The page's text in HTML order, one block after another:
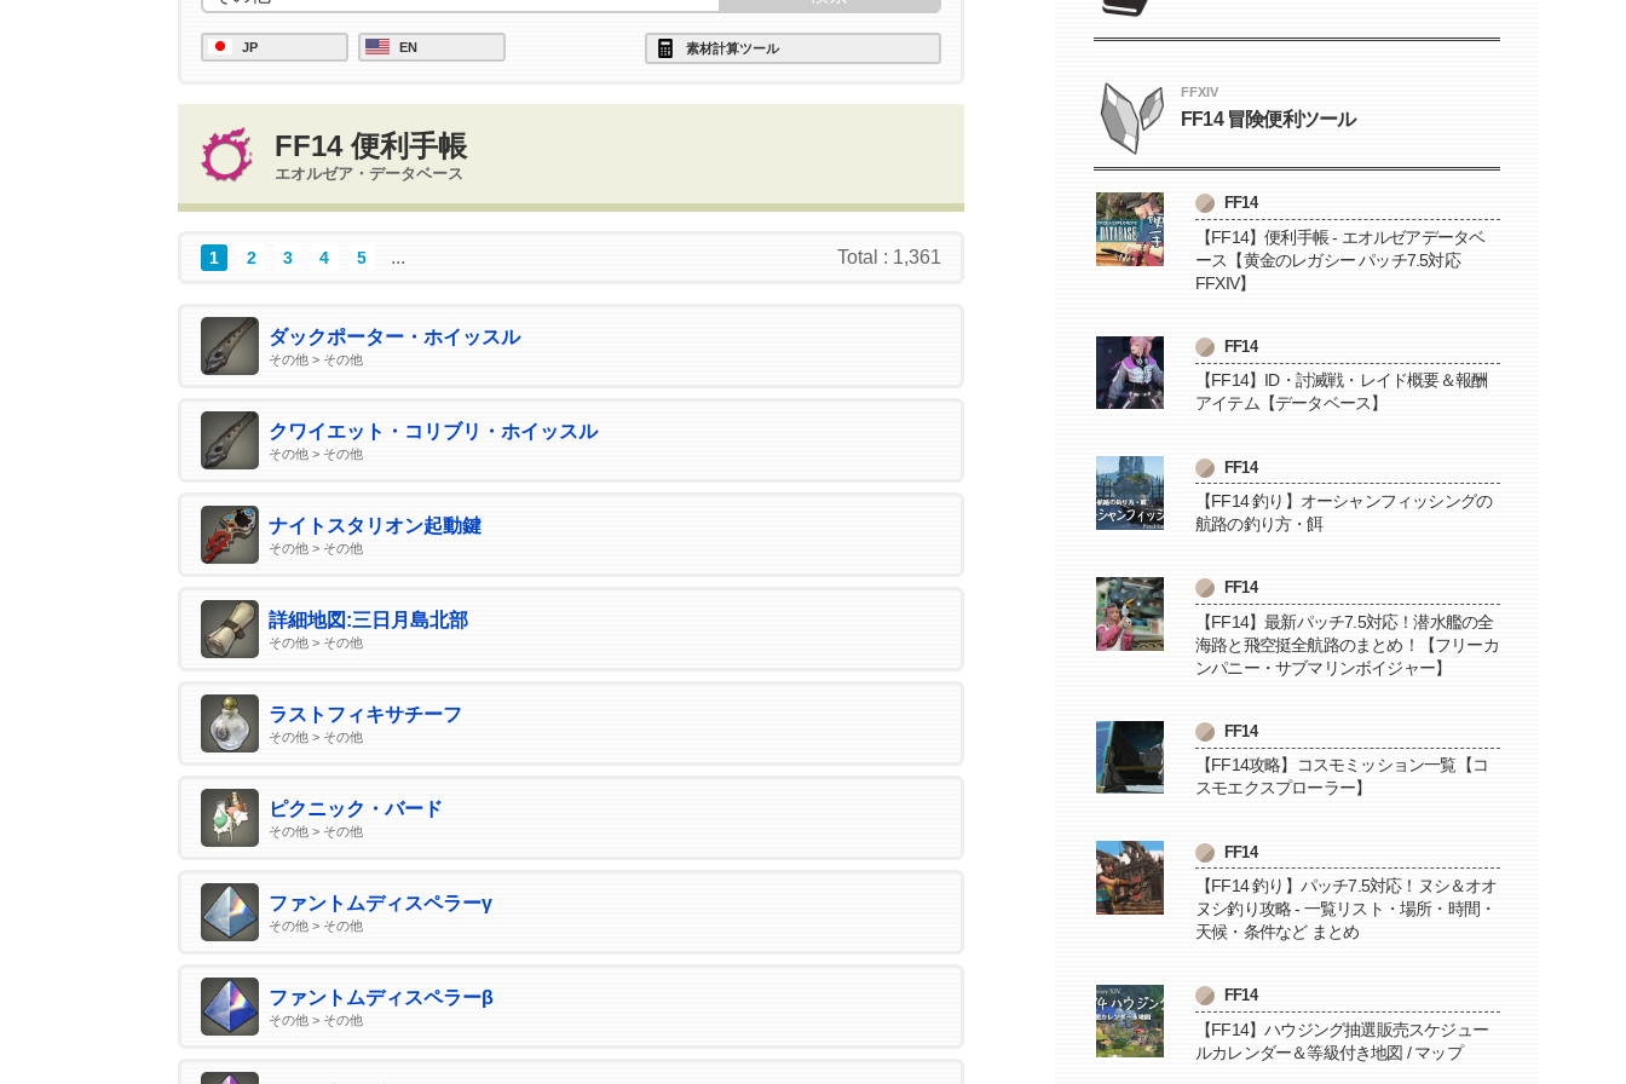
JP EN 素材計算ツール
FF14 便利手帳
エオルゼア・データベース
1 2 3 4 5 ... Total : 1,361
ダックポーター・ホイッスル
その他 > その他
クワイエット・コリブリ・ホイッスル
その他 > その他
ナイトスタリオン起動鍵
その他 > その他
詳細地図:三日月島北部
その他 > その他
ラストフィキサチーフ
その他 > その他
ピクニック・バード
その他 > その他
ファントムディスペラーγ
その他 > その他
ファントムディスペラーβ
その他 > その他
FFXIV
FF14 冒険便利ツール
FF14
【FF14】便利手帳 - エオルゼアデータベ
ース【黄金のレガシー パッチ7.5対応
FFXIV】
FF14
【FF14】ID・討滅戦・レイド概要＆報酬
アイテム【データベース】
FF14
【FF14 釣り】オーシャンフィッシングの
航路の釣り方・餌
FF14
【FF14】最新パッチ7.5対応！潜水艦の全
海路と飛空挺全航路のまとめ！【フリーカ
ンパニー・サブマリンボイジャー】
FF14
【FF14攻略】コスモミッション一覧【コ
スモエクスプローラー】
FF14
【FF14 釣り】パッチ7.5対応！ヌシ＆オオ
ヌシ釣り攻略 - 一覧リスト・場所・時間・
天候・条件など まとめ
FF14
【FF14】ハウジング抽選販売スケジュー
ルカレンダー＆等級付き地図 / マップ